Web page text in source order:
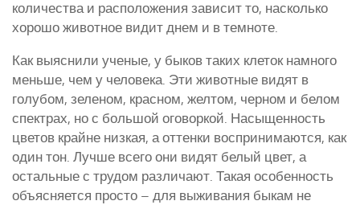
количества и расположения зависит то, насколько
хорошо животное видит днем и в темноте.
Как выяснили ученые, у быков таких клеток намного
меньше, чем у человека. Эти животные видят в
голубом, зеленом, красном, желтом, черном и белом
спектрах, но с большой оговоркой. Насыщенность
цветов крайне низкая, а оттенки воспринимаются, как
один тон. Лучше всего они видят белый цвет, а
остальные с трудом различают. Такая особенность
объясняется просто – для выживания быкам не